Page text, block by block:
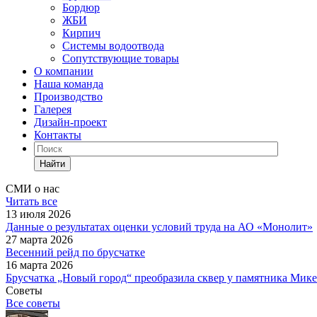
Бордюр
ЖБИ
Кирпич
Системы водоотвода
Сопутствующие товары
О компании
Наша команда
Производство
Галерея
Дизайн-проект
Контакты
Найти
СМИ о нас
Читать все
13 июля 2026
Данные о результатах оценки условий труда на АО «Монолит»
27 марта 2026
Весенний рейд по брусчатке
16 марта 2026
Брусчатка „Новый город“ преобразила сквер у памятника
Советы
Все советы